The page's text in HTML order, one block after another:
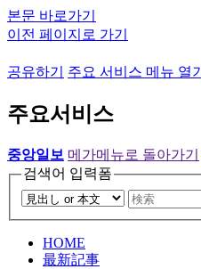
본문 바로가기
이전 페이지로 가기
공유하기 주요 서비스 메뉴 열기
주요서비스
중앙일보 메가메뉴로 돌아가기
검색어 입력폼
HOME
最新記事